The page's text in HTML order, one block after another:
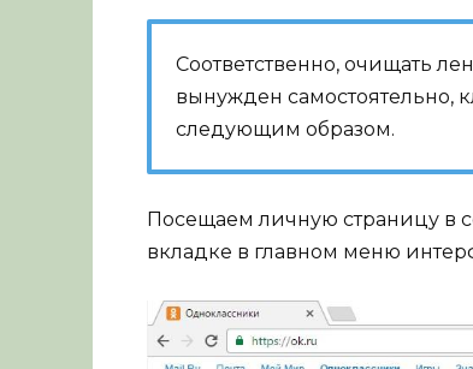
Соответственно, очищать
вынужден самостоятельно,
следующим образом.
Посещаем личную страницу в
вкладке в главном меню